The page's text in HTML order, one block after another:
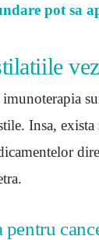
pot sa
Insa,